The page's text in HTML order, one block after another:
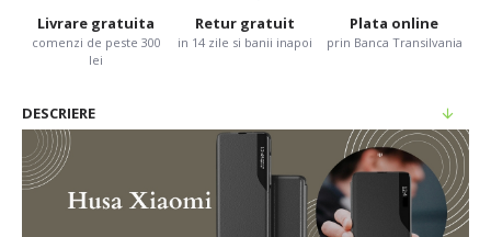
Livrare gratuita
comenzi de peste 300
lei
Retur gratuit
in 14 zile si banii inapoi
Plata online
prin Banca Transilvania
DESCRIERE